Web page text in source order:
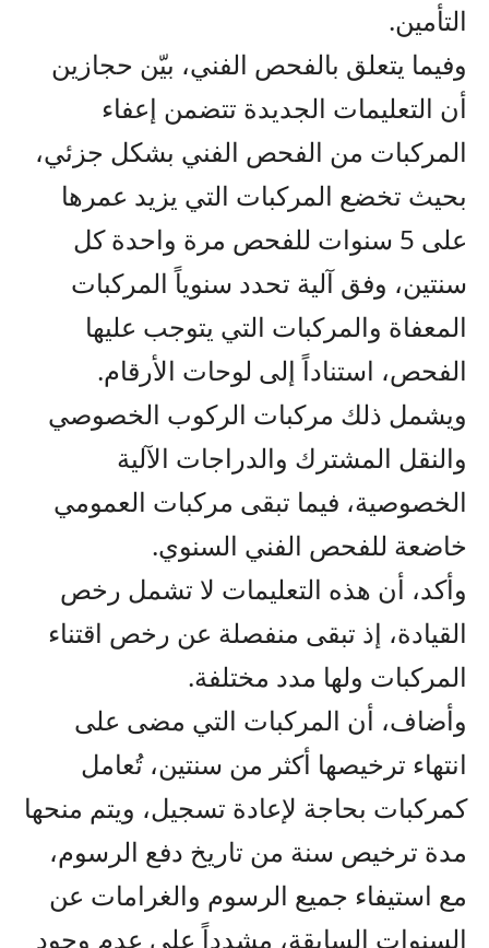
التأمين.
وفيما يتعلق بالفحص الفني، بيّن حجازين
أن التعليمات الجديدة تتضمن إعفاء
المركبات من الفحص الفني بشكل جزئي،
بحيث تخضع المركبات التي يزيد عمرها
على 5 سنوات للفحص مرة واحدة كل
سنتين، وفق آلية تحدد سنوياً المركبات
المعفاة والمركبات التي يتوجب عليها
الفحص، استناداً إلى لوحات الأرقام.
ويشمل ذلك مركبات الركوب الخصوصي
والنقل المشترك والدراجات الآلية
الخصوصية، فيما تبقى مركبات العمومي
خاضعة للفحص الفني السنوي.
وأكد، أن هذه التعليمات لا تشمل رخص
القيادة، إذ تبقى منفصلة عن رخص اقتناء
المركبات ولها مدد مختلفة.
وأضاف، أن المركبات التي مضى على
انتهاء ترخيصها أكثر من سنتين، تُعامل
كمركبات بحاجة لإعادة تسجيل، ويتم منحها
مدة ترخيص سنة من تاريخ دفع الرسوم،
مع استيفاء جميع الرسوم والغرامات عن
السنوات السابقة، مشدداً على عدم وجود